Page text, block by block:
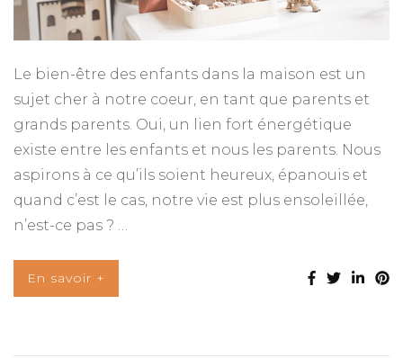
Le bien-être des enfants dans la maison est un
sujet cher à notre coeur, en tant que parents et
grands parents. Oui, un lien fort énergétique
existe entre les enfants et nous les parents. Nous
aspirons à ce qu’ils soient heureux, épanouis et
quand c’est le cas, notre vie est plus ensoleillée,
n’est-ce pas ? …
En savoir +